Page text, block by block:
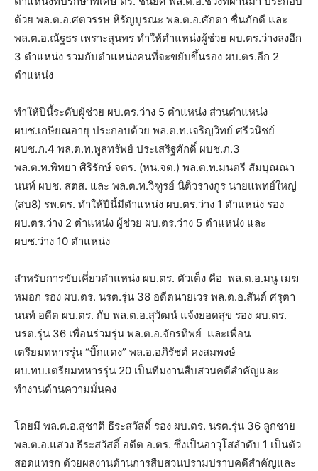
ด้วย พล.ต.อ.ศตวรรษ หิรัญบูรณะ พล.ต.อ.ศักดา ชื่นภักดี และ
พล.ต.อ.ณัฐธร เพราะสุนทร ทำให้ตำแหน่งผู้ช่วย ผบ.ตร.ว่างลงอีก
3 ตำแหน่ง รวมกับตำแหน่งคนที่จะขยับขึ้นรอง ผบ.ตร.อีก 2
ตำแหน่ง
ทำให้ปีนี้ระดับผู้ช่วย ผบ.ตร.ว่าง 5 ตำแหน่ง ส่วนตำแหน่ง
ผบช.เกษียณอายุ ประกอบด้วย พล.ต.ท.เจริญวิทย์ ศรีวนิชย์
ผบช.ภ.4 พล.ต.ท.พูลทรัพย์ ประเสริฐศักดิ์ ผบช.ภ.3
พล.ต.ท.พิทยา ศิริรักษ์ จตร. (หน.จต.) พล.ต.ท.มนตรี สัมบุณณา
นนท์ ผบช. สตส. และ พล.ต.ท.วิฑูรย์ นิติวรางกูร นายแพทย์ใหญ่
(สบ8) รพ.ตร. ทำให้ปีนี้มีตำแหน่ง ผบ.ตร.ว่าง 1 ตำแหน่ง รอง
ผบ.ตร.ว่าง 2 ตำแหน่ง ผู้ช่วย ผบ.ตร.ว่าง 5 ตำแหน่ง และ
ผบช.ว่าง 10 ตำแหน่ง
สำหรับการขับเคี่ยวตำแหน่ง ผบ.ตร. ตัวเต็ง คือ พล.ต.อ.มนู เมฆ
หมอก รอง ผบ.ตร. นรต.รุ่น 38 อดีตนายเวร พล.ต.อ.สันต์ ศรุตา
นนท์ อดีต ผบ.ตร. กับ พล.ต.อ.สุวัฒน์ แจ้งยอดสุข รอง ผบ.ตร.
นรต.รุ่น 36 เพื่อนร่วมรุ่น พล.ต.อ.จักรทิพย์ และเพื่อน
เตรียมทหารรุ่น “บิ๊กแดง” พล.อ.อภิรัชต์ คงสมพงษ์
ผบ.ทบ.เตรียมทหารรุ่น 20 เป็นทีมงานสืบสวนคดีสำคัญและ
ทำงานด้านความมั่นคง
โดยมี พล.ต.อ.สุชาติ ธีระสวัสดิ์ รอง ผบ.ตร. นรต.รุ่น 36 ลูกชาย
พล.ต.อ.แสวง ธีระสวัสดิ์ อดีต อ.ตร. ซึ่งเป็นอาวุโสลำดับ 1 เป็นตัว
สอดแทรก ด้วยผลงานด้านการสืบสวนปรามปราบคดีสำคัญและ